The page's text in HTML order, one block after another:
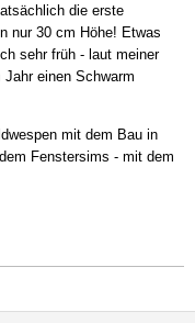
die erste
nur 30 cm Höhe! Etwas
sehr früh - laut meiner
einen Schwarm
mit dem Bau in
Fenstersims - mit dem